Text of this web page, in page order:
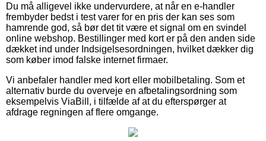
Du må alligevel ikke undervurdere, at når en e-handler
frembyder bedst i test varer for en pris der kan ses som
hamrende god, så bør det tit være et signal om en svindel
online webshop. Bestillinger med kort er på den anden side
dækket ind under Indsigelsesordningen, hvilket dækker dig
som køber imod falske internet firmaer.
Vi anbefaler handler med kort eller mobilbetaling. Som et
alternativ burde du overveje en afbetalingsordning som
eksempelvis ViaBill, i tilfælde af at du efterspørger at
afdrage regningen af flere omgange.